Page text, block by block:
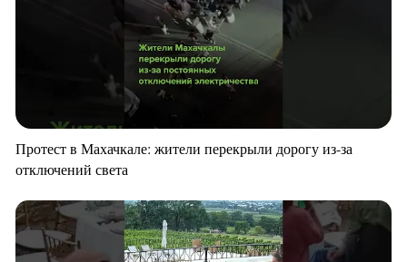
Протест в Махачкале: жители перекрыли дорогу из-за
отключений света